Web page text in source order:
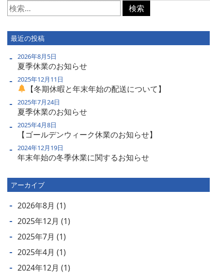
検
索:
最近の投稿
夏季休業のお知らせ
2026年8月5日
【冬期休暇と年末年始の配送について】
2025年12月11日
夏季休業のお知らせ
2025年7月24日
【ゴールデンウィーク休業のお知らせ】
2025年4月8日
年末年始の冬季休業に関するお知らせ
2024年12月19日
アーカイブ
2026年8月 (1)
2025年12月 (1)
2025年7月 (1)
2025年4月 (1)
2024年12月 (1)